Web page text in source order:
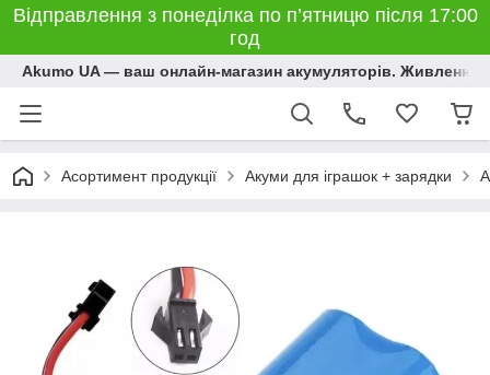
Відправлення з понеділка по п’ятницю після 17:00
год
Akumo UA — ваш онлайн-магазин акумуляторів. Живлення,
Асортимент продукції Акуми для іграшок + зарядки